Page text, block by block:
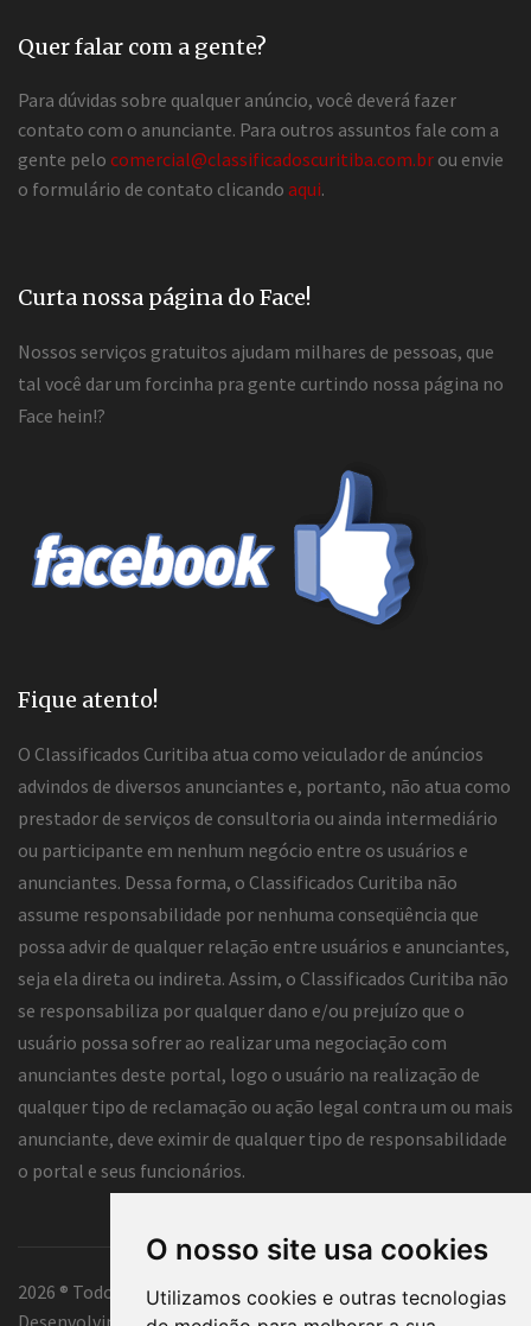
O nosso site usa cookies
Utilizamos cookies e outras tecnologias
Quer falar com a gente?
Para dúvidas sobre qualquer anúncio, você deverá fazer
contato com o anunciante. Para outros assuntos fale com a
gente pelo comercial@classificadoscuritiba.com.br ou envie
o formulário de contato clicando aqui.
Curta nossa página do Face!
Nossos serviços gratuitos ajudam milhares de pessoas, que
tal você dar um forcinha pra gente curtindo nossa página no
Face hein!?
Fique atento!
O Classificados Curitiba atua como veiculador de anúncios
advindos de diversos anunciantes e, portanto, não atua como
prestador de serviços de consultoria ou ainda intermediário
ou participante em nenhum negócio entre os usuários e
anunciantes. Dessa forma, o Classificados Curitiba não
assume responsabilidade por nenhuma conseqüência que
possa advir de qualquer relação entre usuários e anunciantes,
seja ela direta ou indireta. Assim, o Classificados Curitiba não
se responsabiliza por qualquer dano e/ou prejuízo que o
usuário possa sofrer ao realizar uma negociação com
anunciantes deste portal, logo o usuário na realização de
qualquer tipo de reclamação ou ação legal contra um ou mais
anunciante, deve eximir de qualquer tipo de responsabilidade
o portal e seus funcionários.
2026 ® Todos os direitos reservados.
Desenvolvimento e hospedagemClassificados Curitiba ®